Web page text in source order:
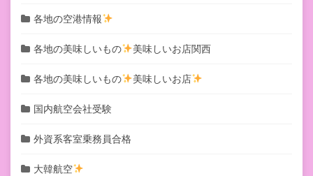
各地の空港情報
各地の美味しいもの 美味しいお店関西
各地の美味しいもの 美味しいお店
国内航空会社受験
外資系客室乗務員合格
大韓航空